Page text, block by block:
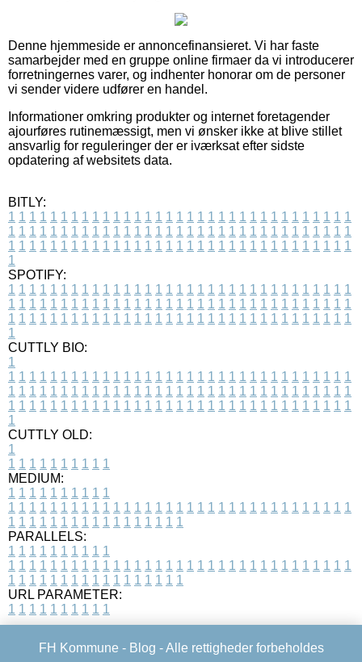
Denne hjemmeside er annoncefinansieret. Vi har faste
samarbejder med en gruppe online firmaer da vi introducerer
forretningernes varer, og indhenter honorar om de personer
vi sender videre udfører en handel.
Informationer omkring produkter og internet foretagender
ajourføres rutinemæssigt, men vi ønsker ikke at blive stillet
ansvarlig for reguleringer der er iværksat efter sidste
opdatering af websitets data.
BITLY:
1 1 1 1 1 1 1 1 1 1 1 1 1 1 1 1 1 1 1 1 1 1 1 1 1 1 1 1 1 1 1 1 1
1 1 1 1 1 1 1 1 1 1 1 1 1 1 1 1 1 1 1 1 1 1 1 1 1 1 1 1 1 1 1 1 1
1 1 1 1 1 1 1 1 1 1 1 1 1 1 1 1 1 1 1 1 1 1 1 1 1 1 1 1 1 1 1 1 1
1
SPOTIFY:
1 1 1 1 1 1 1 1 1 1 1 1 1 1 1 1 1 1 1 1 1 1 1 1 1 1 1 1 1 1 1 1 1
1 1 1 1 1 1 1 1 1 1 1 1 1 1 1 1 1 1 1 1 1 1 1 1 1 1 1 1 1 1 1 1 1
1 1 1 1 1 1 1 1 1 1 1 1 1 1 1 1 1 1 1 1 1 1 1 1 1 1 1 1 1 1 1 1 1
1
CUTTLY BIO:
1
1 1 1 1 1 1 1 1 1 1 1 1 1 1 1 1 1 1 1 1 1 1 1 1 1 1 1 1 1 1 1 1 1
1 1 1 1 1 1 1 1 1 1 1 1 1 1 1 1 1 1 1 1 1 1 1 1 1 1 1 1 1 1 1 1 1
1 1 1 1 1 1 1 1 1 1 1 1 1 1 1 1 1 1 1 1 1 1 1 1 1 1 1 1 1 1 1 1 1
1
CUTTLY OLD:
1
1 1 1 1 1 1 1 1 1 1
MEDIUM:
1 1 1 1 1 1 1 1 1 1
1 1 1 1 1 1 1 1 1 1 1 1 1 1 1 1 1 1 1 1 1 1 1 1 1 1 1 1 1 1 1 1 1
1 1 1 1 1 1 1 1 1 1 1 1 1 1 1 1 1
PARALLELS:
1 1 1 1 1 1 1 1 1 1
1 1 1 1 1 1 1 1 1 1 1 1 1 1 1 1 1 1 1 1 1 1 1 1 1 1 1 1 1 1 1 1 1
1 1 1 1 1 1 1 1 1 1 1 1 1 1 1 1 1
URL PARAMETER:
1 1 1 1 1 1 1 1 1 1
FH Kommune - Blog - Alle rettigheder forbeholdes